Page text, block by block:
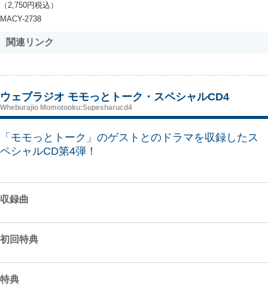
（2,750円税込）
MACY-2738
関連リンク
ウェブラジオ モモっとトーク・スペシャルCD4
Wheburajio Momotooku:Supesharucd4
「モモっとトーク」のゲストとのドラマを収録したス
ペシャルCD第4弾！
収録曲
初回特典
特典